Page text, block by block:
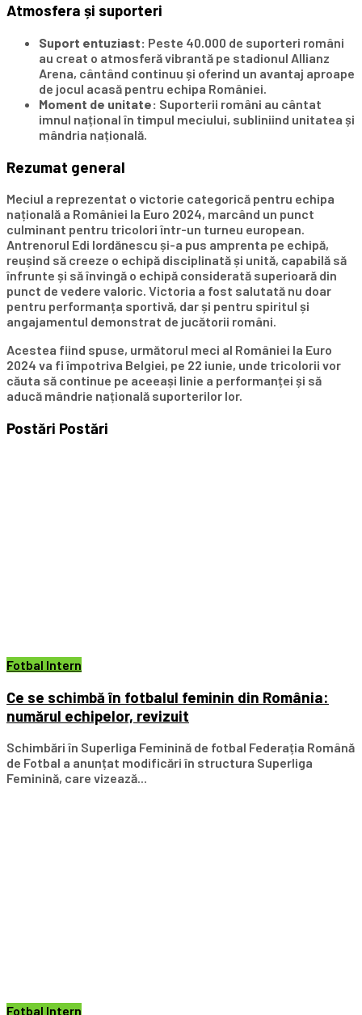
Atmosfera și suporteri
Suport entuziast: Peste 40.000 de suporteri români
au creat o atmosferă vibrantă pe stadionul Allianz
Arena, cântând continuu și oferind un avantaj aproape
de jocul acasă pentru echipa României.
Moment de unitate: Suporterii români au cântat
imnul național în timpul meciului, subliniind unitatea și
mândria națională.
Rezumat general
Meciul a reprezentat o victorie categorică pentru echipa
națională a României la Euro 2024, marcând un punct
culminant pentru tricolori într-un turneu european.
Antrenorul Edi Iordănescu și-a pus amprenta pe echipă,
reușind să creeze o echipă disciplinată și unită, capabilă să
înfrunte și să învingă o echipă considerată superioară din
punct de vedere valoric. Victoria a fost salutată nu doar
pentru performanța sportivă, dar și pentru spiritul și
angajamentul demonstrat de jucătorii români.
Acestea fiind spuse, următorul meci al României la Euro
2024 va fi împotriva Belgiei, pe 22 iunie, unde tricolorii vor
căuta să continue pe aceeași linie a performanței și să
aducă mândrie națională suporterilor lor.
Postări Postări
Fotbal Intern
Ce se schimbă în fotbalul feminin din România:
numărul echipelor, revizuit
Schimbări în Superliga Feminină de fotbal Federația Română
de Fotbal a anunțat modificări în structura Superliga
Feminină, care vizează...
Fotbal Intern